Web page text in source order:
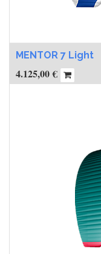
MENTOR 7 Light
4.125,00€